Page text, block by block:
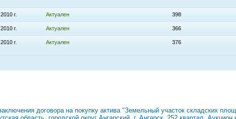
г. Актуален 398
г. Актуален 366
г. Актуален 376
договора на покупку актива "Земельный участок складских
область, городской округ Ангарский, г. Ангарск, 252 квартал.